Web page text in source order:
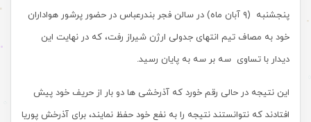
پنجشنبه (۹ آبان ماه) در سالن فجر بندرعباس در حضور پرشور هواداران
خود به مصاف تیم انتهای جدولی ارژن شیراز رفت، که در نهایت این
دیدار با تساوی سه بر سه به پایان رسید.
این نتیجه در حالی رقم خورد که آذرخشی ها دو بار از حریف خود پیش
افتادند که نتوانستند نتیجه را به نفع خود حفظ نمایند، برای آذرخش پوریا